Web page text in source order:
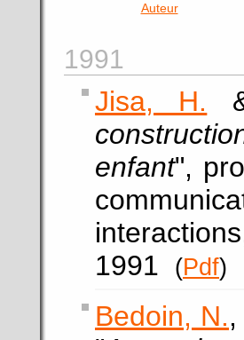
Auteur
1991
Jisa, H.
enfant",
1991
(Pdf)
Bedoin, N.